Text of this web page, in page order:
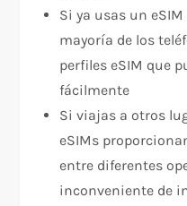
Si ya usas un
mayoría de los
perfiles eSIM que
fácilmente
Si viajas a otros
eSIMs
entre diferentes
inconveniente de